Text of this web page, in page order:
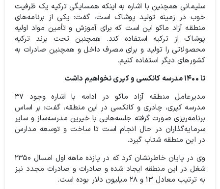
سلیمانی همچنین با اشاره به اینکه همسایگی ترکیه یک ظرفیت
خوب در زمینه تولید پوشاک است، گفت: یکی از برنامه‌های
منطقه آزاد ماکو این است که برای آموزش و تأمین مواد اولیه
پوشاک از ترکیه استفاده کند. همچنین تحت برند ترکیه
محصولاتی را تولید و برای مصرف داخل و همچنین صادرات به
کشورهای دیگر استفاده کنیم.
تا ۱۴۰۰ مدرسه کانکسی و کپری نخواهیم داشت
مدیرعامل منطقه آزاد ماکو در ادامه با اشاره وجود ۳۷
مدرسه کپری، چادری و کانکسی در این منطقه، گفت: بر اساس
برنامه‌ریزی صورت گرفته جلسه‌هایی با خیرین مدرسه‌ساز و سایر
سرمایه‌گذاران در حال انجام است تا ساخت و توسعه مدارس
در این منطقه شتاب گیرد.
وی در پایان خاطرنشان کرد که در یازده ماهه اول امسال ۲۳۵۰
شغل در این منطقه ایجاد شده و صادرات و صادرات مجدد نیز
به ترتیب معادل ۱۳ و ۲۸ میلیون دلار بوده است.